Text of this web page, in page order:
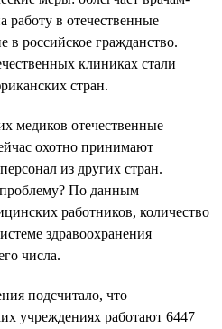
работу в отечественные
в российское гражданство.
клиниках стали
стран.
медиков отечественные
охотно принимают
из других стран.
По данным
работников, количество
здравоохранения
числа.
подсчитало, что
учреждениях работают 6447